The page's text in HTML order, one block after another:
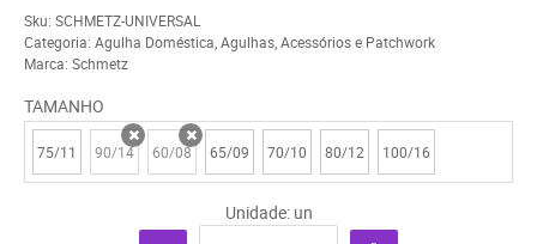
Sku: SCHMETZ-UNIVERSAL
Categoria: Agulha Doméstica Agulhas Acessórios e Patchwork
Marca: Schmetz
TAMANHO
75/11 90/14
x 60/08
x 65/09 70/10 80/12 100/16
Unidade: un